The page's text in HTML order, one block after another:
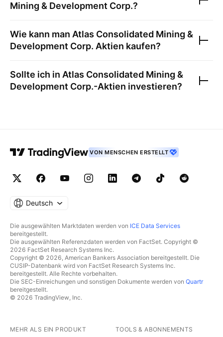
Mining & Development Corp.?
Wie kann man Atlas Consolidated Mining &
Development Corp. Aktien kaufen?
Sollte ich in Atlas Consolidated Mining &
Development Corp.-Aktien investieren?
VON MENSCHEN ERSTELLT
Deutsch
Die ausgewählten Marktdaten werden von ICE Data Services
bereitgestellt.
Die ausgewählten Referenzdaten werden von FactSet. Copyright ©
2026 FactSet Research Systems Inc.
Copyright © 2026, American Bankers Association bereitgestellt. Die
CUSIP-Datenbank wird von FactSet Research Systems Inc.
bereitgestellt. Alle Rechte vorbehalten.
Die SEC-Einreichungen und sonstigen Dokumente werden von Quartr
bereitgestellt.
© 2026 TradingView, Inc.
MEHR ALS EIN PRODUKT TOOLS & ABONNEMENTS